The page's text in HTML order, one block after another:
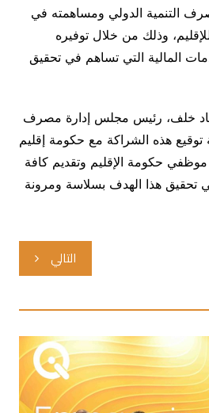
التنمية الدولي ومساهمته في
وذلك من خلال توفيره
المالية التي تساهم في تحقيق
خلف، رئيس مجلس إدارة مصرف
توقيع هذه الشراكة مع حكومة إقليم
حكومة الإقليم وتقديم كافة
تحقيق هذا الهدف بسلاسة ومرونة
التالي